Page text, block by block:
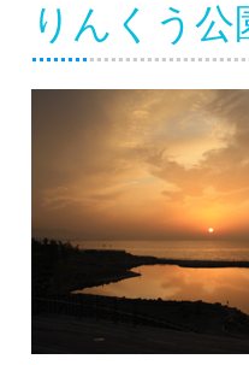
りんくう